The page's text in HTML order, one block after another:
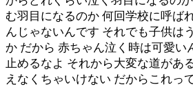
む羽目になるのか 何回学校に呼ば
んじゃないんです それでも子供は
か だから 赤ちゃん泣く時は可愛い
止めるなよ それから大変な道があ
えなくちゃいけない だからこれっ